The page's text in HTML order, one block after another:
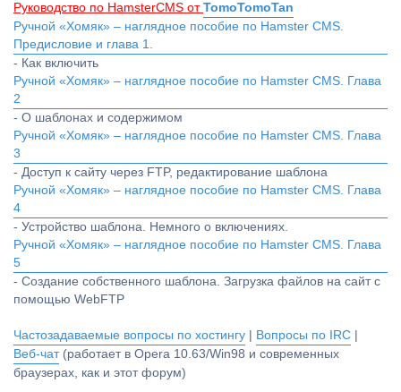
Руководство по HamsterCMS от TomoTomoTan
Ручной «Хомяк» – наглядное пособие по Hamster CMS.
Предисловие и глава 1.
- Как включить
Ручной «Хомяк» – наглядное пособие по Hamster CMS. Глава
2
- О шаблонах и содержимом
Ручной «Хомяк» – наглядное пособие по Hamster CMS. Глава
3
- Доступ к сайту через FTP, редактирование шаблона
Ручной «Хомяк» – наглядное пособие по Hamster CMS. Глава
4
- Устройство шаблона. Немного о включениях.
Ручной «Хомяк» – наглядное пособие по Hamster CMS. Глава
5
- Создание собственного шаблона. Загрузка файлов на сайт с
помощью WebFTP
Частозадаваемые вопросы по хостингу Вопросы по IRC
Веб-чат(работает в Opera 10.63/Win98 и современных
браузерах, как и этот форум)